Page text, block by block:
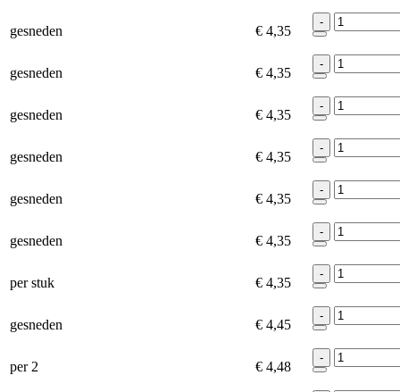
gesneden € 4,35
-
gesneden € 4,35
-
gesneden € 4,35
-
gesneden € 4,35
-
gesneden € 4,35
-
gesneden € 4,35
-
per stuk € 4,35
-
gesneden € 4,45
-
per 2 € 4,48
-